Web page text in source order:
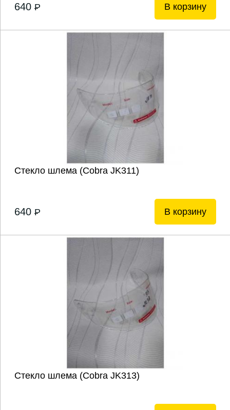
640 P В корзину
Стекло шлема (Cobra JK311)
640 P В корзину
Стекло шлема (Cobra JK313)